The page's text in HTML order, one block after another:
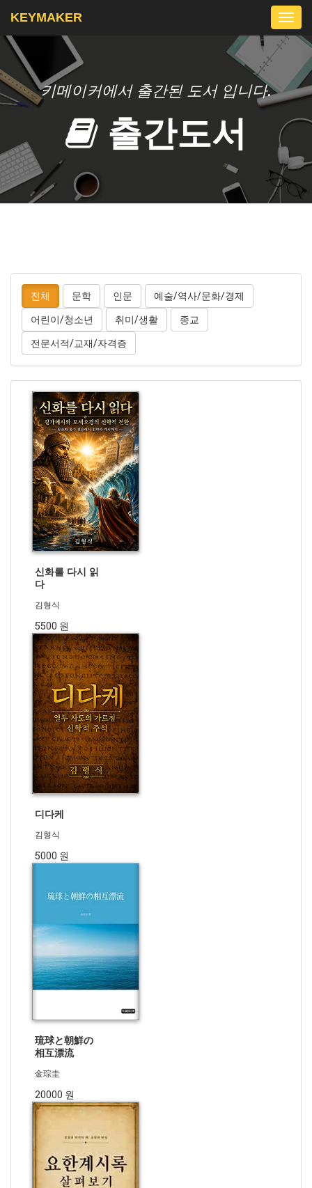
KEYMAKER
키메이커에서 출간된 도서 입니다.
출간도서
전체 문학 인문
예술/역사/문화/경제
어린이/청소년
취미/생활
종교
전문서적/교재/자격증
신화를 다시 읽
다
김형식
5500 원
디다케
김형식
5000 원
琉球と朝鮮の
相互漂流
金琮圭
20000 원